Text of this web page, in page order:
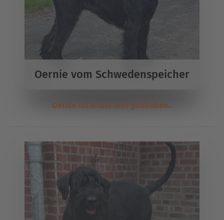
Oernie vom Schwedenspeicher
Oernie ist leider leer geblieben..